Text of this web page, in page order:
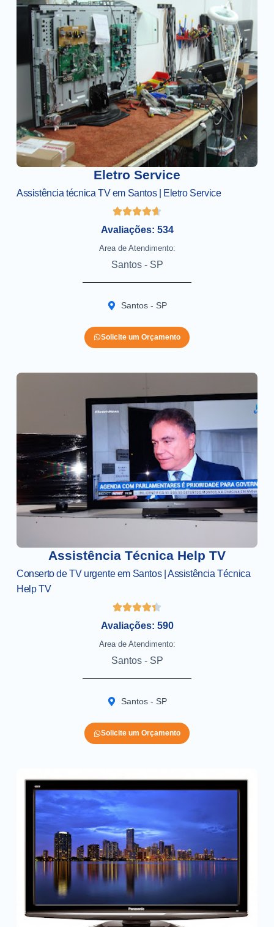
Eletro Service
Assistência técnica TV em Santos | Eletro Service
Avaliações: 534
Area de Atendimento:
Santos - SP
Santos - SP
Solicite um Orçamento
Assistência Técnica Help TV
Conserto de TV urgente em Santos | Assistência Técnica
Help TV
Avaliações: 590
Area de Atendimento:
Santos - SP
Santos - SP
Solicite um Orçamento